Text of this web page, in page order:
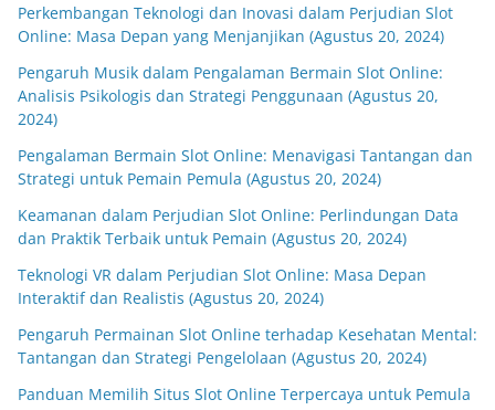
Perkembangan Teknologi dan Inovasi dalam Perjudian Slot
Online: Masa Depan yang Menjanjikan (Agustus 20, 2024)
Pengaruh Musik dalam Pengalaman Bermain Slot Online:
Analisis Psikologis dan Strategi Penggunaan (Agustus 20,
2024)
Pengalaman Bermain Slot Online: Menavigasi Tantangan dan
Strategi untuk Pemain Pemula (Agustus 20, 2024)
Keamanan dalam Perjudian Slot Online: Perlindungan Data
dan Praktik Terbaik untuk Pemain (Agustus 20, 2024)
Teknologi VR dalam Perjudian Slot Online: Masa Depan
Interaktif dan Realistis (Agustus 20, 2024)
Pengaruh Permainan Slot Online terhadap Kesehatan Mental:
Tantangan dan Strategi Pengelolaan (Agustus 20, 2024)
Panduan Memilih Situs Slot Online Terpercaya untuk Pemula